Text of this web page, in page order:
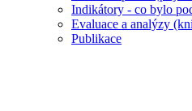
Indikátory - co bylo
Evaluace a analýzy
Publikace